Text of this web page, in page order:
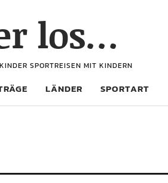
los…
SPORTREISEN MIT KINDERN
LÄNDER SPORTART